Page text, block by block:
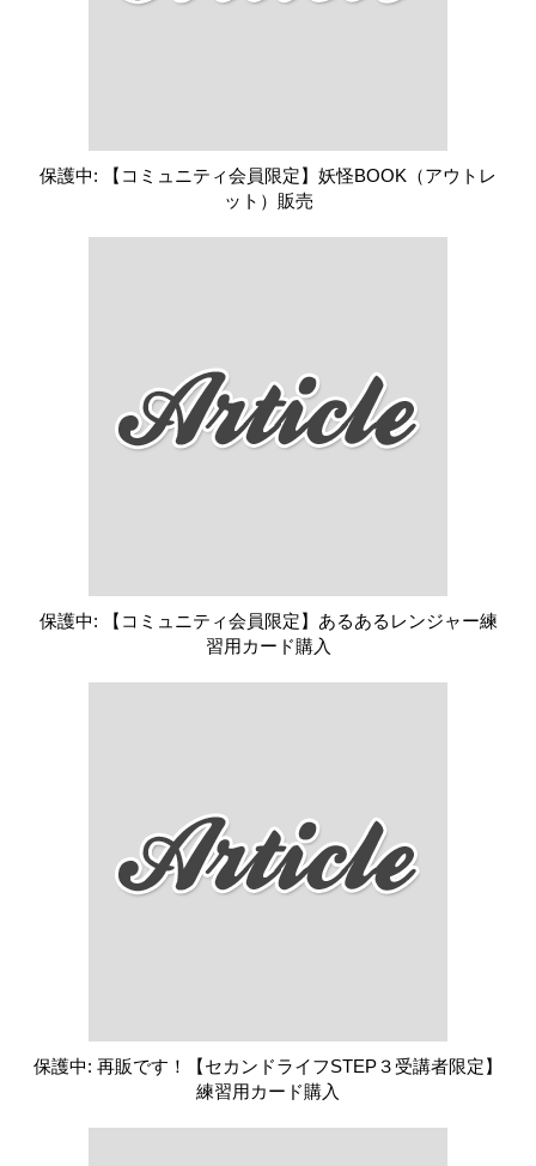
保護中: 【コミュニティ会員限定】妖怪BOOK（アウトレ
ット）販売
保護中: 【コミュニティ会員限定】あるあるレンジャー練
習用カード購入
保護中: 再販です！【セカンドライフSTEP３受講者限定】
練習用カード購入